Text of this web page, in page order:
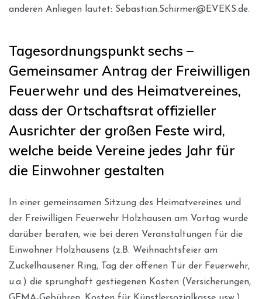
anderen Anliegen lautet: Sebastian.Schirmer@EVEKS.de.
Tagesordnungspunkt sechs –
Gemeinsamer Antrag der Freiwilligen
Feuerwehr und des Heimatvereines,
dass der Ortschaftsrat offizieller
Ausrichter der großen Feste wird,
welche beide Vereine jedes Jahr für
die Einwohner gestalten
In einer gemeinsamen Sitzung des Heimatvereines und
der Freiwilligen Feuerwehr Holzhausen am Vortag wurde
darüber beraten, wie bei deren Veranstaltungen für die
Einwohner Holzhausens (z.B. Weihnachtsfeier am
Zuckelhausener Ring, Tag der offenen Tür der Feuerwehr,
u.a.) die sprunghaft gestiegenen Kosten (Versicherungen,